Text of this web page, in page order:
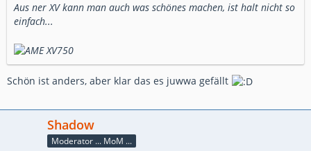
Aus ner XV kann man auch was schönes machen, ist halt nicht so
einfach...
Schön ist anders, aber klar das es juwwa gefällt
Shadow
Moderator ... MoM ...